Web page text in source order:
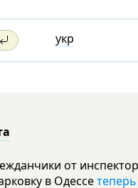
укр
от
в Одессе